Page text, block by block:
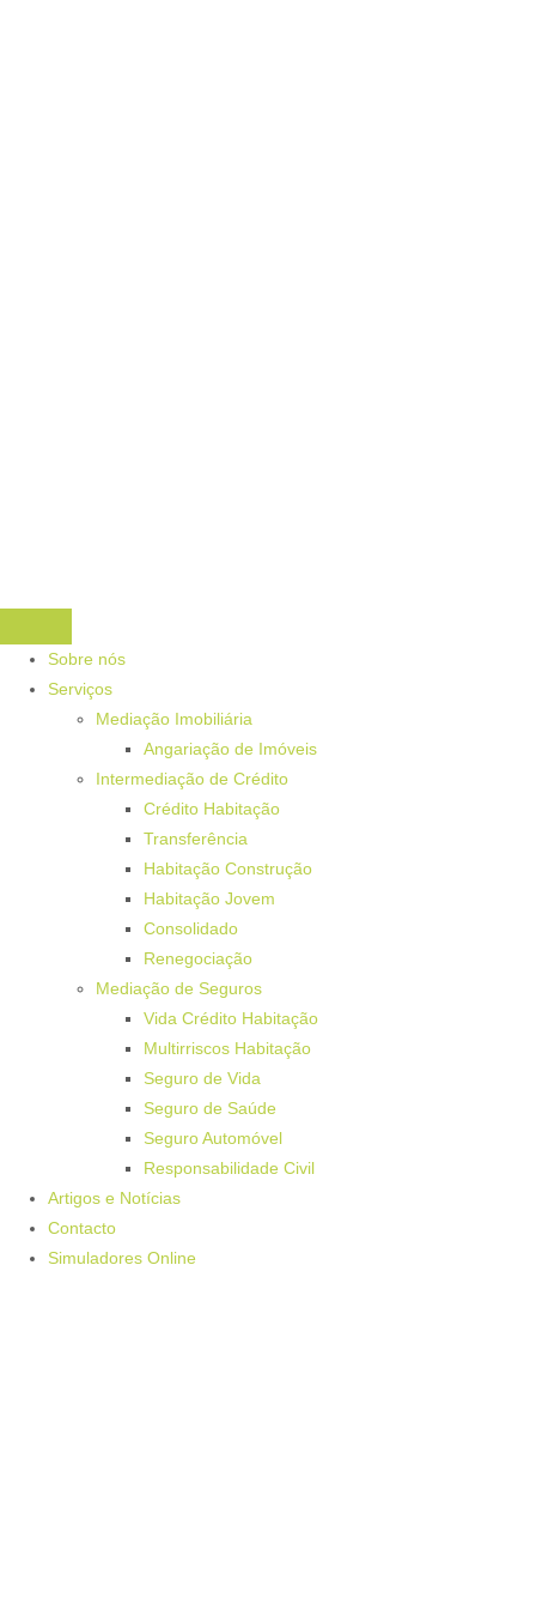
Sobre nós
Serviços
Mediação Imobiliária
Angariação de Imóveis
Intermediação de Crédito
Crédito Habitação
Transferência
Habitação Construção
Habitação Jovem
Consolidado
Renegociação
Mediação de Seguros
Vida Crédito Habitação
Multirriscos Habitação
Seguro de Vida
Seguro de Saúde
Seguro Automóvel
Responsabilidade Civil
Artigos e Notícias
Contacto
Simuladores Online